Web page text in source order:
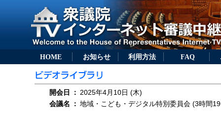
HOME お知らせ 利用方法 FAQ
開会日 ： 2025年4月10日 (木)
会議名
： 地域・こども・デジタル特別委員会 (3時間